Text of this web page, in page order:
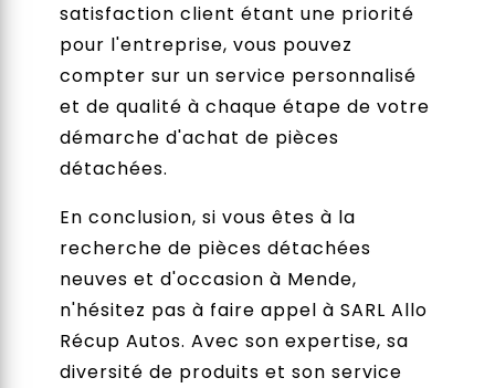
satisfaction client étant une priorité
pour l'entreprise, vous pouvez
compter sur un service personnalisé
et de qualité à chaque étape de votre
démarche d'achat de pièces
détachées.
En conclusion, si vous êtes à la
recherche de pièces détachées
neuves et d'occasion à Mende,
n'hésitez pas à faire appel à SARL Allo
Récup Autos. Avec son expertise, sa
diversité de produits et son service